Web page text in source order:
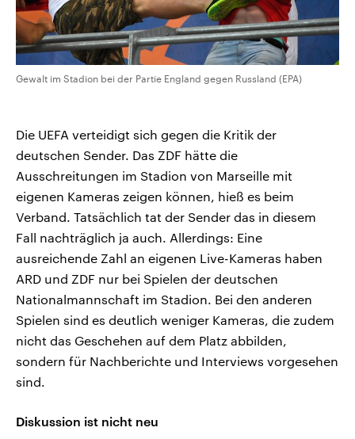
Gewalt im Stadion bei der Partie England gegen Russland (EPA)
Die UEFA verteidigt sich gegen die Kritik der
deutschen Sender. Das ZDF hätte die
Ausschreitungen im Stadion von Marseille mit
eigenen Kameras zeigen können, hieß es beim
Verband. Tatsächlich tat der Sender das in diesem
Fall nachträglich ja auch. Allerdings: Eine
ausreichende Zahl an eigenen Live-Kameras haben
ARD und ZDF nur bei Spielen der deutschen
Nationalmannschaft im Stadion. Bei den anderen
Spielen sind es deutlich weniger Kameras, die zudem
nicht das Geschehen auf dem Platz abbilden,
sondern für Nachberichte und Interviews vorgesehen
sind.
Diskussion ist nicht neu